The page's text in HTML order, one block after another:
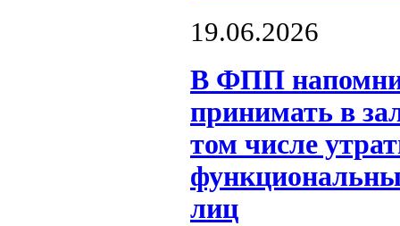
19.06.2026
В ФПП
принимать в
том числе
лиц